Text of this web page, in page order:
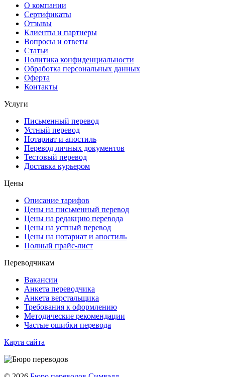
О компании
Сертификаты
Отзывы
Клиенты и партнеры
Вопросы и ответы
Статьи
Политика конфиденциальности
Обработка персональных данных
Оферта
Контакты
Услуги
Письменный перевод
Устный перевод
Нотариат и апостиль
Перевод личных документов
Тестовый перевод
Доставка курьером
Цены
Описание тарифов
Цены на письменный перевод
Цены на редакцию перевода
Цены на устный перевод
Цены на нотариат и апостиль
Полный прайс-лист
Переводчикам
Вакансии
Анкета переводчика
Анкета верстальщика
Требования к оформлению
Методические рекомендации
Частые ошибки перевода
Карта сайта